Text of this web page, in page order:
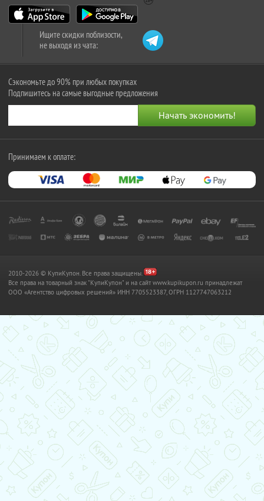
Ищите скидки поблизости,
не выходя из чата:
Сэкономьте до 90% при любых покупках
Подпишитесь на самые выгодные предложения
Принимаем к оплате:
2010-2026 © КупиКупон. Все права защищены.
Все права на товарный знак "КупиКупон" и на сайт www.kupikupon.ru принадлежат
OOO «Агентство цифровых решений» ИНН 7705523387, ОГРН 1127747063212